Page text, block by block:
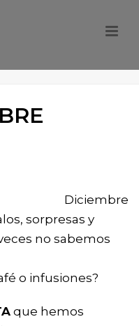
Diciembre
sorpresas y
no sabemos
o infusiones?
que hemos